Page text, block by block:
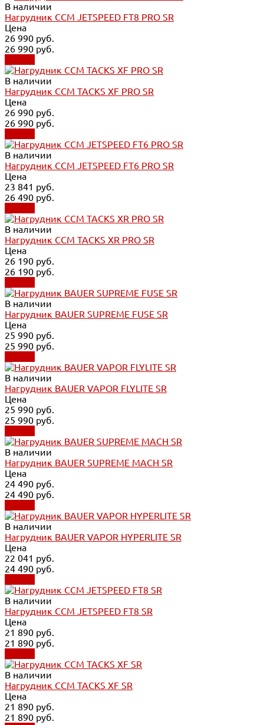
В наличии
Нагрудник CCM JETSPEED FT8 PRO SR
Цена
26 990 руб.
26 990 руб.
В наличии
Нагрудник CCM TACKS XF PRO SR
Цена
26 990 руб.
26 990 руб.
В наличии
Нагрудник CCM JETSPEED FT6 PRO SR
Цена
23 841 руб.
26 490 руб.
В наличии
Нагрудник CCM TACKS XR PRO SR
Цена
26 190 руб.
26 190 руб.
В наличии
Нагрудник BAUER SUPREME FUSE SR
Цена
25 990 руб.
25 990 руб.
В наличии
Нагрудник BAUER VAPOR FLYLITE SR
Цена
25 990 руб.
25 990 руб.
В наличии
Нагрудник BAUER SUPREME MACH SR
Цена
24 490 руб.
24 490 руб.
В наличии
Нагрудник BAUER VAPOR HYPERLITE SR
Цена
22 041 руб.
24 490 руб.
В наличии
Нагрудник CCM JETSPEED FT8 SR
Цена
21 890 руб.
21 890 руб.
В наличии
Нагрудник CCM TACKS XF SR
Цена
21 890 руб.
21 890 руб.